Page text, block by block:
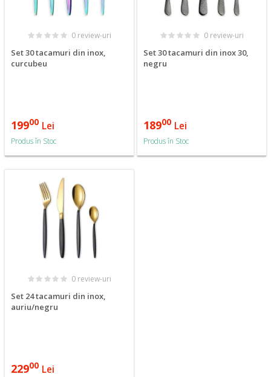
0 review-uri
Set 30 tacamuri din inox,
curcubeu
19900 Lei
Produs în Stoc
0 review-uri
Set 30 tacamuri din inox 30,
negru
18900 Lei
Produs în Stoc
0 review-uri
Set 24 tacamuri din inox,
auriu/negru
22900 Lei